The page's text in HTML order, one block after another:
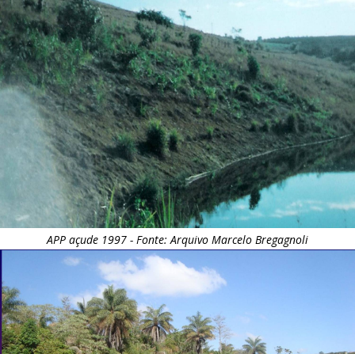
APP açude 1997 - Fonte: Arquivo Marcelo Bregagnoli